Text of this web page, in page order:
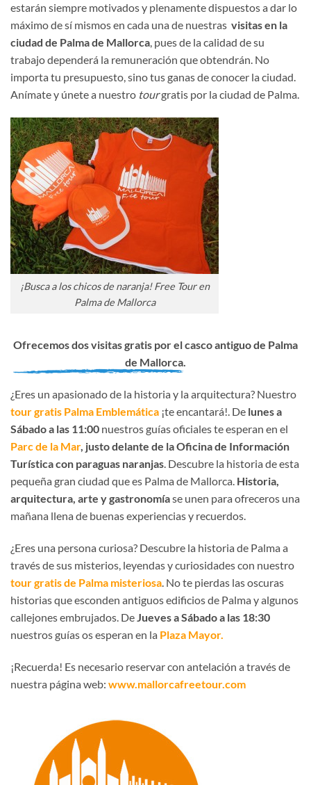
estarán siempre motivados y plenamente dispuestos a dar lo
máximo de sí mismos en cada una de nuestras visitas en la
ciudad de Palma de Mallorca, pues de la calidad de su
trabajo dependerá la remuneración que obtendrán. No
importa tu presupuesto, sino tus ganas de conocer la ciudad.
Anímate y únete a nuestro tourgratis por la ciudad de Palma.
¡Busca a los chicos de naranja! Free Tour en
Palma de Mallorca
Ofrecemos dos visitas gratis por el casco antiguo de Palma
de Mallorca.
¿Eres un apasionado de la historia y la arquitectura? Nuestro
tour gratis Palma Emblemática ¡te encantará!. De lunes a
Sábado a las 11:00 nuestros guías oficiales te esperan en el
Parc de la Mar, justo delante de la Oficina de Información
Turística con paraguas naranjas. Descubre la historia de esta
pequeña gran ciudad que es Palma de Mallorca. Historia,
arquitectura, arte y gastronomíase unen para ofreceros una
mañana llena de buenas experiencias y recuerdos.
¿Eres una persona curiosa? Descubre la historia de Palma a
través de sus misterios, leyendas y curiosidades con nuestro
tour gratis de Palma misteriosa. No te pierdas las oscuras
historias que esconden antiguos edificios de Palma y algunos
callejones embrujados. DeJueves a Sábado a las 18:30
nuestros guías os esperan en la Plaza Mayor.
¡Recuerda! Es necesario reservar con antelación a través de
nuestra página web: www.mallorcafreetour.com